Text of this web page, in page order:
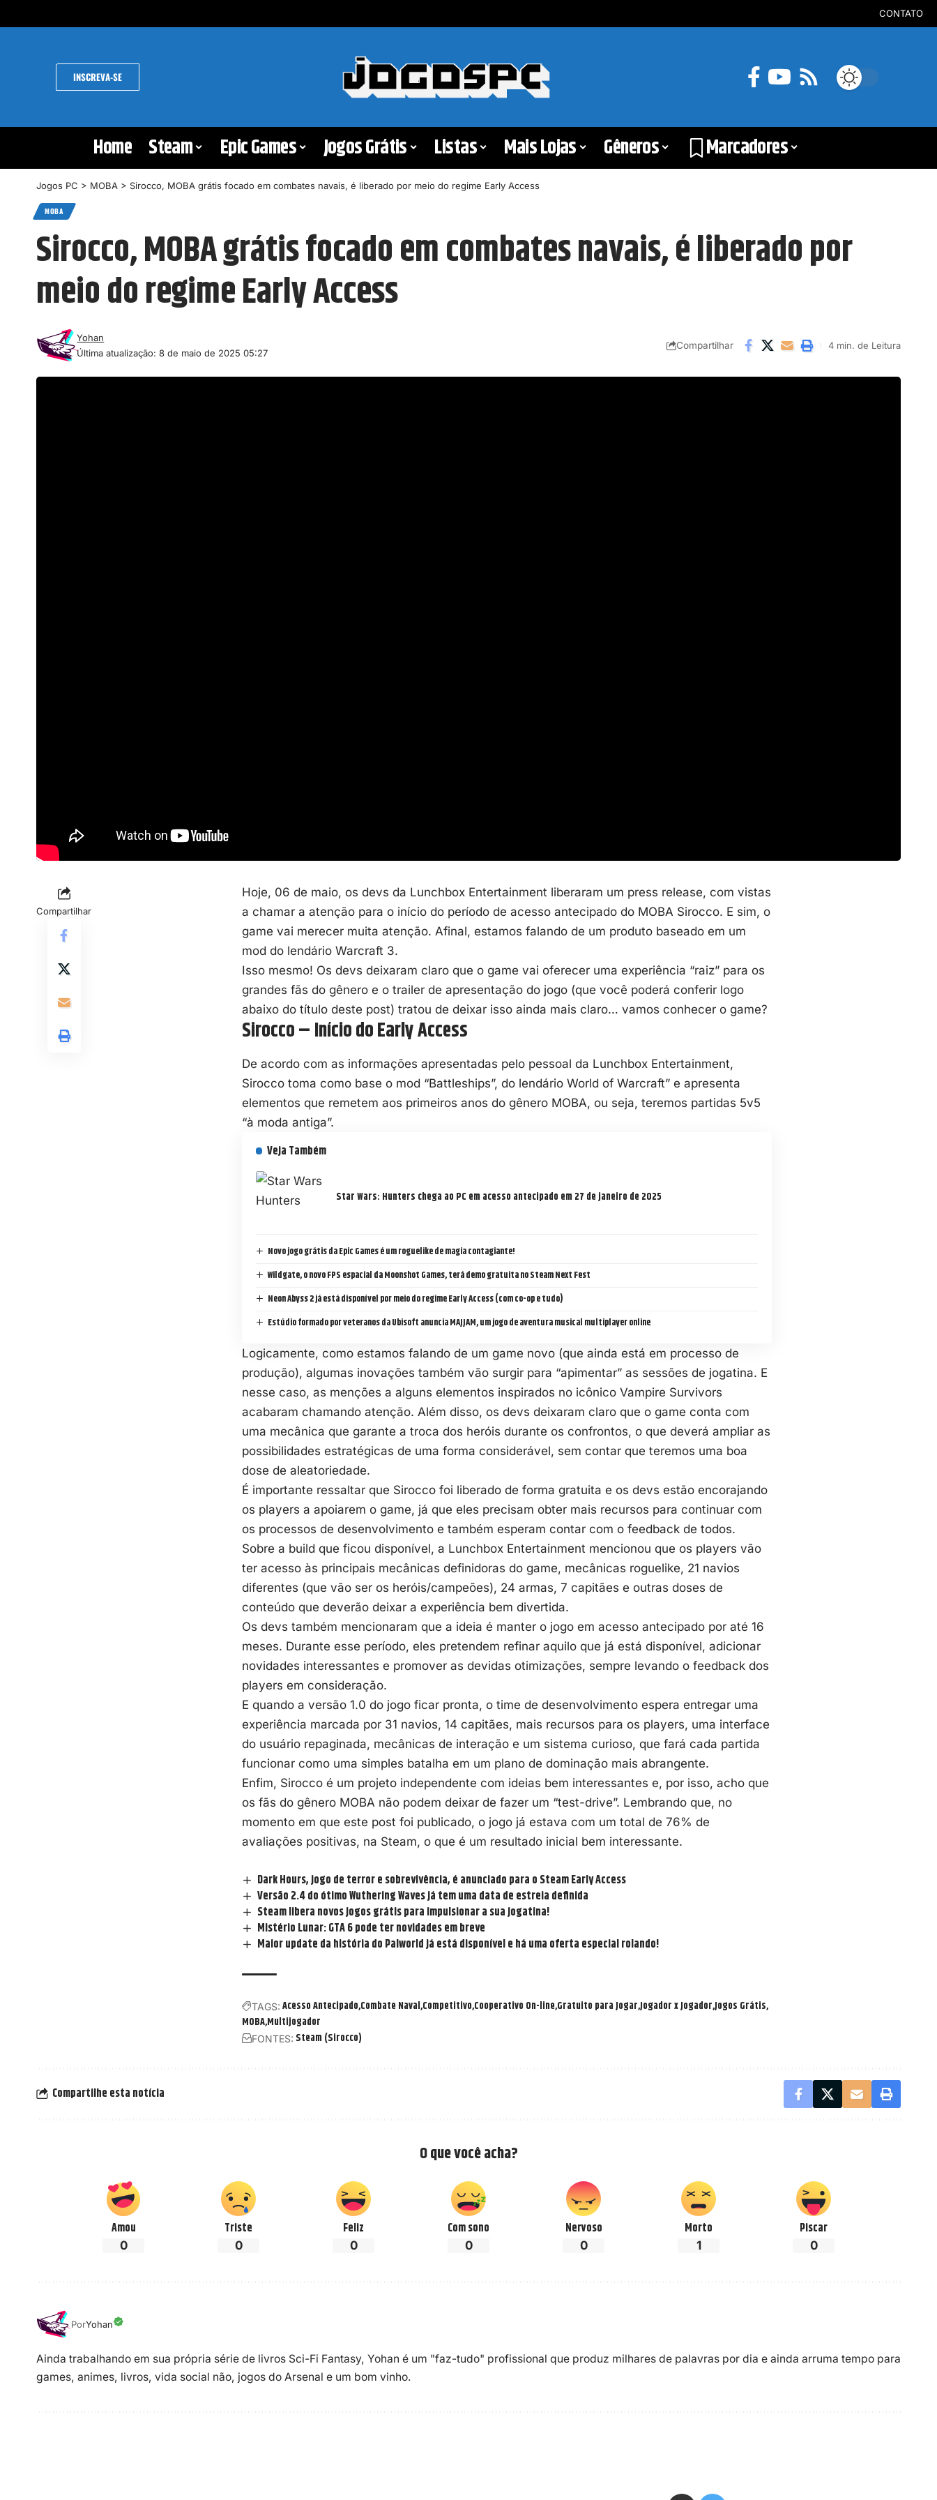
CONTATO
INSCREVA-SE
Home Steam Epic Games Jogos Grátis Listas Mais Lojas Gêneros Marcadores
Jogos PC > MOBA > Sirocco, MOBA grátis focado em combates navais, é liberado por meio do regime Early Access
MOBA
Sirocco, MOBA grátis focado em combates navais, é liberado por
meio do regime Early Access
Última atualização: 8 de maio de 2025 05:27
Yohan
Compartilhar 4 min. de Leitura
Compartilhar
Hoje, 06 de maio, os devs da Lunchbox Entertainment liberaram um press release, com vistas
a chamar a atenção para o início do período de acesso antecipado do MOBA Sirocco. E sim, o
game vai merecer muita atenção. Afinal, estamos falando de um produto baseado em um
mod do lendário Warcraft 3.
Isso mesmo! Os devs deixaram claro que o game vai oferecer uma experiência “raiz” para os
grandes fãs do gênero e o trailer de apresentação do jogo (que você poderá conferir logo
abaixo do título deste post) tratou de deixar isso ainda mais claro… vamos conhecer o game?
Sirocco – Início do Early Access
De acordo com as informações apresentadas pelo pessoal da Lunchbox Entertainment,
Sirocco toma como base o mod “Battleships”, do lendário World of Warcraft” e apresenta
elementos que remetem aos primeiros anos do gênero MOBA, ou seja, teremos partidas 5v5
“à moda antiga”.
Veja Também
Star Wars: Hunters chega ao PC em acesso antecipado em 27 de janeiro de 2025
Novo jogo grátis da Epic Games é um roguelike de magia contagiante!
Wildgate, o novo FPS espacial da Moonshot Games, terá demo gratuita no Steam Next Fest
Neon Abyss 2 já está disponível por meio do regime Early Access (com co-op e tudo)
Estúdio formado por veteranos da Ubisoft anuncia MAJJAM, um jogo de aventura musical multiplayer online
Logicamente, como estamos falando de um game novo (que ainda está em processo de
produção), algumas inovações também vão surgir para “apimentar” as sessões de jogatina. E
nesse caso, as menções a alguns elementos inspirados no icônico Vampire Survivors
acabaram chamando atenção. Além disso, os devs deixaram claro que o game conta com
uma mecânica que garante a troca dos heróis durante os confrontos, o que deverá ampliar as
possibilidades estratégicas de uma forma considerável, sem contar que teremos uma boa
dose de aleatoriedade.
É importante ressaltar que Sirocco foi liberado de forma gratuita e os devs estão encorajando
os players a apoiarem o game, já que eles precisam obter mais recursos para continuar com
os processos de desenvolvimento e também esperam contar com o feedback de todos.
Sobre a build que ficou disponível, a Lunchbox Entertainment mencionou que os players vão
ter acesso às principais mecânicas definidoras do game, mecânicas roguelike, 21 navios
diferentes (que vão ser os heróis/campeões), 24 armas, 7 capitães e outras doses de
conteúdo que deverão deixar a experiência bem divertida.
Os devs também mencionaram que a ideia é manter o jogo em acesso antecipado por até 16
meses. Durante esse período, eles pretendem refinar aquilo que já está disponível, adicionar
novidades interessantes e promover as devidas otimizações, sempre levando o feedback dos
players em consideração.
E quando a versão 1.0 do jogo ficar pronta, o time de desenvolvimento espera entregar uma
experiência marcada por 31 navios, 14 capitães, mais recursos para os players, uma interface
do usuário repaginada, mecânicas de interação e um sistema curioso, que fará cada partida
funcionar como uma simples batalha em um plano de dominação mais abrangente.
Enfim, Sirocco é um projeto independente com ideias bem interessantes e, por isso, acho que
os fãs do gênero MOBA não podem deixar de fazer um “test-drive”. Lembrando que, no
momento em que este post foi publicado, o jogo já estava com um total de 76% de
avaliações positivas, na Steam, o que é um resultado inicial bem interessante.
Dark Hours, jogo de terror e sobrevivência, é anunciado para o Steam Early Access
Versão 2.4 do ótimo Wuthering Waves já tem uma data de estreia definida
Steam libera novos jogos grátis para impulsionar a sua jogatina!
Mistério Lunar: GTA 6 pode ter novidades em breve
Maior update da história do Palworld já está disponível e há uma oferta especial rolando!
TAGS: Acesso AntecipadoCombate NavalCompetitivoCooperativo On-lineGratuito para JogarJogador x JogadorJogos Grátis
MOBAMultijogador
FONTES: Steam (Sirocco)
Compartilhe esta notícia
O que você acha?
Amou
0
Triste
0
Feliz
0
Com sono
0
Nervoso
0
Morto
1
Piscar
0
PorYohan
Ainda trabalhando em sua própria série de livros Sci-Fi Fantasy, Yohan é um "faz-tudo" profissional que produz milhares de palavras por dia e ainda arruma tempo para
games, animes, livros, vida social não, jogos do Arsenal e um bom vinho.